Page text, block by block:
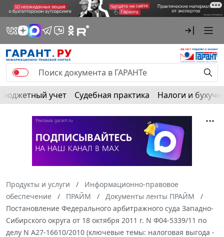
Бюджетный учет Судебная практика Налоги и
Продукты и услуги
Информационно-правовое
обеспечение
ПРАЙМ
Документы ленты ПРАЙМ
Постановление Федерального арбитражного суда Западно-
Сибирского округа от 18 октября 2011 г. N Ф04-5339/11 по
делу N А27-16610/2010 (ключевые темы: налоговая выгода -